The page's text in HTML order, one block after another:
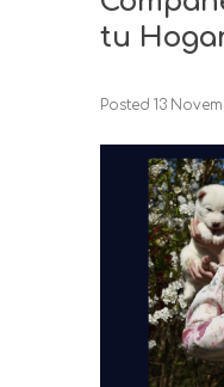
tu
Posted 13